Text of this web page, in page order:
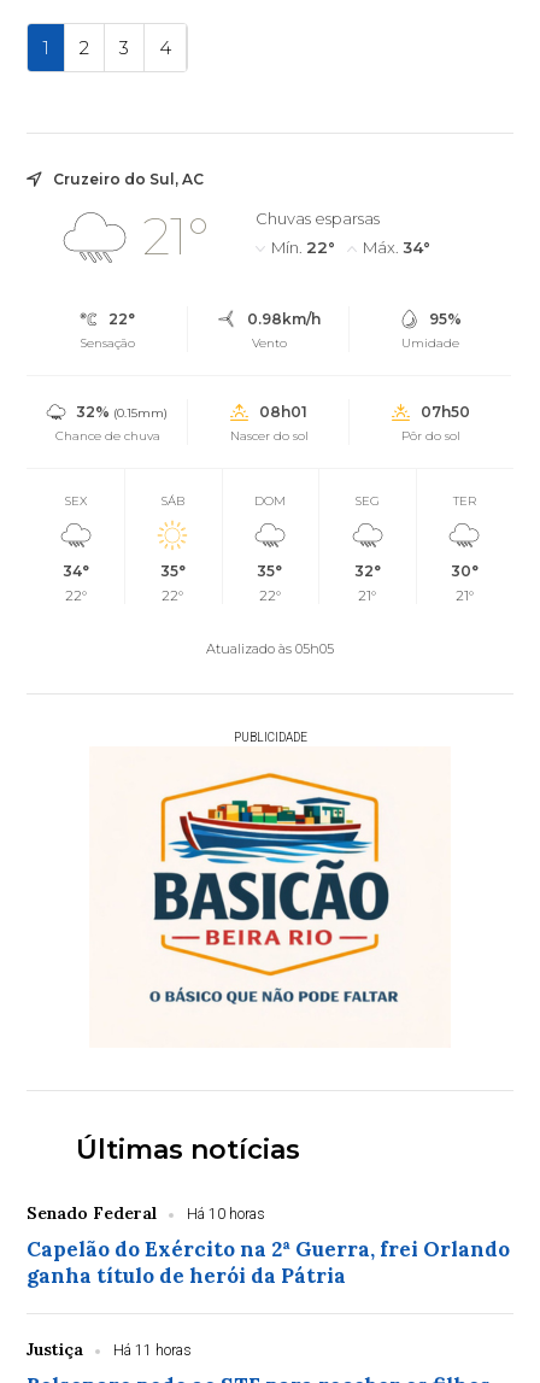
1 2 3 4
Cruzeiro do Sul, AC
21°
Chuvas esparsas
Mín. 22° Máx. 34°
22°
Sensação
0.98km/h
Vento
95%
Umidade
32% (0.15mm)
Chance de chuva
08h01
Nascer do sol
07h50
Pôr do sol
SEX
34°
22°
SÁB
35°
22°
DOM
35°
22°
SEG
32°
21°
TER
30°
21°
Atualizado às 05h05
PUBLICIDADE
Últimas notícias
Senado Federal Há 10 horas
Capelão do Exército na 2ª Guerra, frei Orlando
ganha título de herói da Pátria
Justiça Há 11 horas